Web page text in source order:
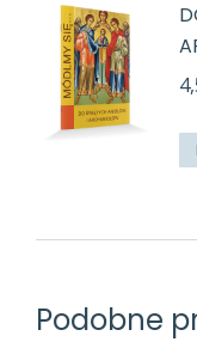
Podobne